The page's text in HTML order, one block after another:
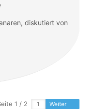
diskutiert von
1 / 2 Weiter